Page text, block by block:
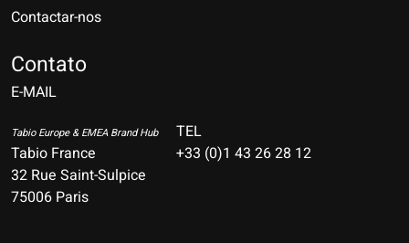
Contactar-nos
Contato
E-MAIL
Tabio Europe & EMEA Brand Hub
Tabio France
32 Rue Saint-Sulpice
75006 Paris
TEL
+33 (0)1 43 26 28 12